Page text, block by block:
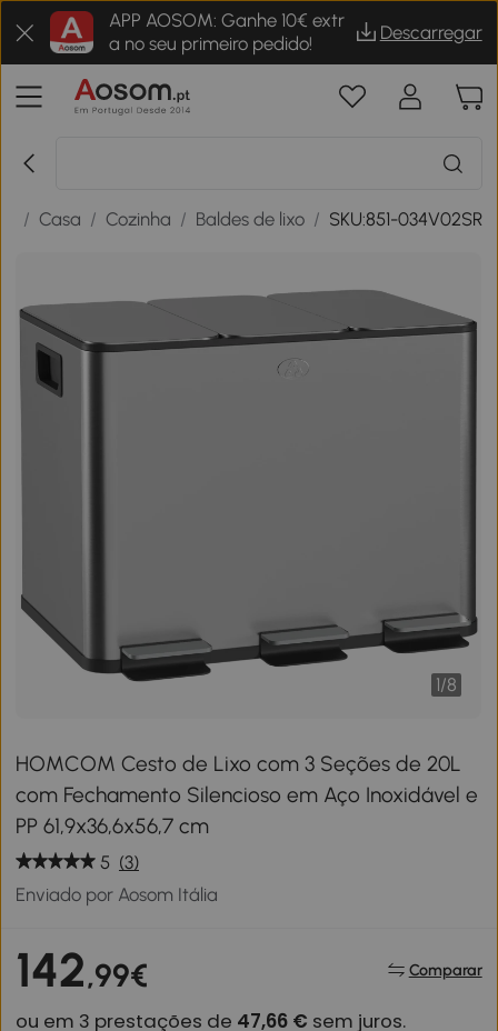
APP AOSOM: Ganhe 10€ extr
a no seu primeiro pedido!
Descarregar
/ Casa / Cozinha / Baldes de lixo / SKU:851-034V02SR
1/8
HOMCOM Cesto de Lixo com 3 Seções de 20L
com Fechamento Silencioso em Aço Inoxidável e
PP 61,9x36,6x56,7 cm
5 (3)
Enviado por Aosom Itália
142,99€ Comparar